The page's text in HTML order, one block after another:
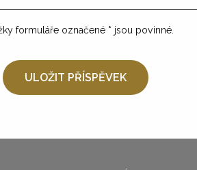
formuláře označené * jsou povinné.